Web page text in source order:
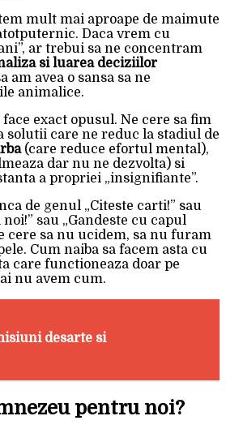
mult mai aproape de maimute
Daca vrem cu
ar trebui sa ne concentram
si luarea deciziilor
am avea o sansa sa ne
animalice.
exact opusul. Ne cere sa fim
solutii care ne reduc la stadiul de
(care reduce efortul mental),
dar nu ne dezvolta) si
a propriei „insignifiante”.
de genul „Citeste carti!” sau
sau „Gandeste cu capul
cere sa nu ucidem, sa nu furam
Cum naiba sa facem asta cu
care functioneaza doar pe
nu avem cum.
desarte si
pentru noi?